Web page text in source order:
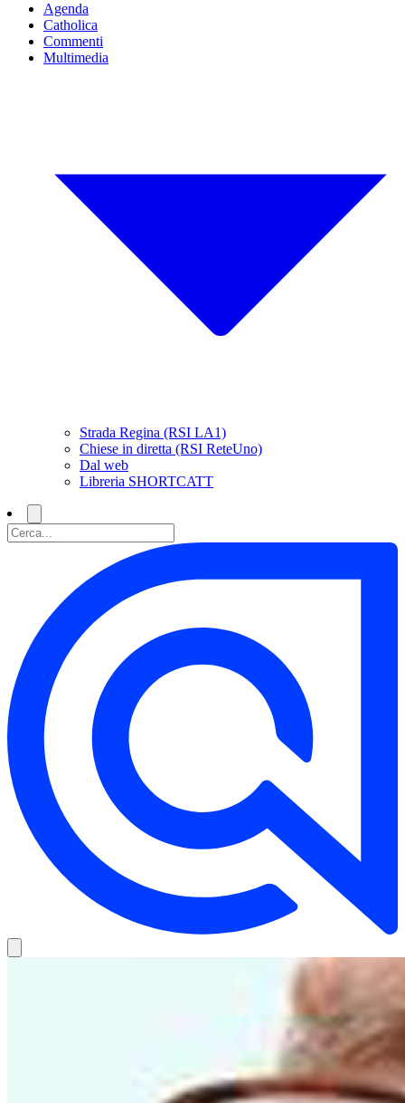
Agenda
Catholica
Commenti
Multimedia
Strada Regina (RSI LA1)
Chiese in diretta (RSI ReteUno)
Dal web
Libreria SHORTCATT